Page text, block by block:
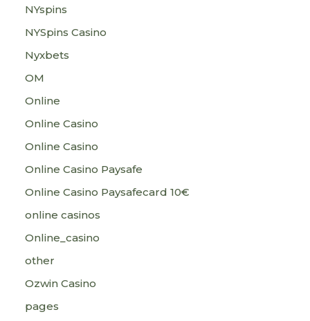
NYspins
NYSpins Casino
Nyxbets
OM
Online
Online Casino
Online Casino
Online Casino Paysafe
Online Casino Paysafecard 10€
online casinos
Online_casino
other
Ozwin Casino
pages